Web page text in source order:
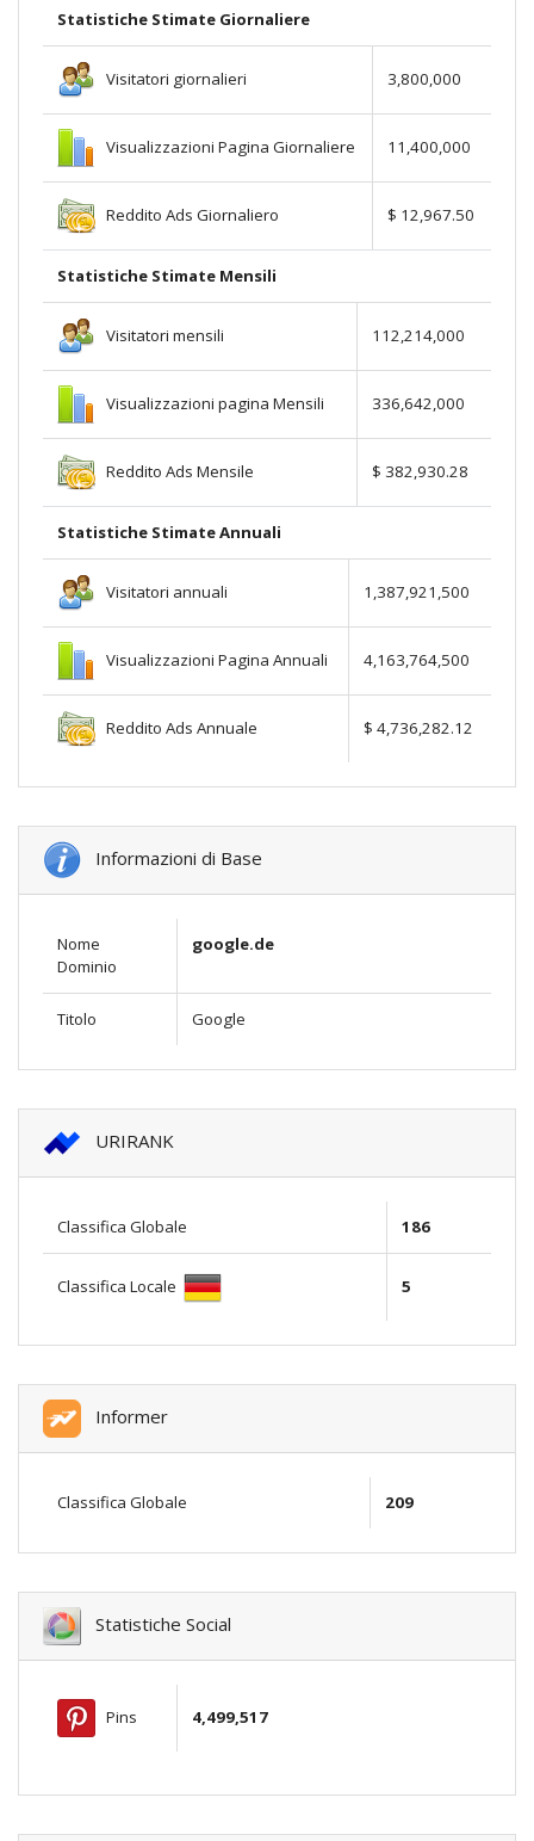
Statistiche Stimate Giornaliere
Visitatori giornalieri 3,800,000
Visualizzazioni Pagina Giornaliere 11,400,000
Reddito Ads Giornaliero $ 12,967.50
Statistiche Stimate Mensili
Visitatori mensili 112,214,000
Visualizzazioni pagina Mensili 336,642,000
Reddito Ads Mensile $ 382,930.28
Statistiche Stimate Annuali
Visitatori annuali 1,387,921,500
Visualizzazioni Pagina Annuali 4,163,764,500
Reddito Ads Annuale $ 4,736,282.12
Informazioni di Base
Nome
Dominio
google.de
Titolo Google
URIRANK
Classifica Globale 186
Classifica Locale 5
Informer
Classifica Globale 209
Statistiche Social
Pins 4,499,517